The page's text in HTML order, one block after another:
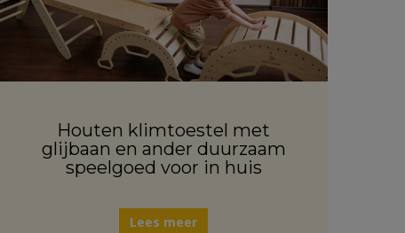
Houten klimtoestel met
glijbaan en ander duurzaam
speelgoed voor in huis
Lees meer